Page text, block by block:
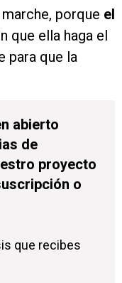
porque el
que ella haga el
para que la
abierto
de
proyecto
o
que recibes